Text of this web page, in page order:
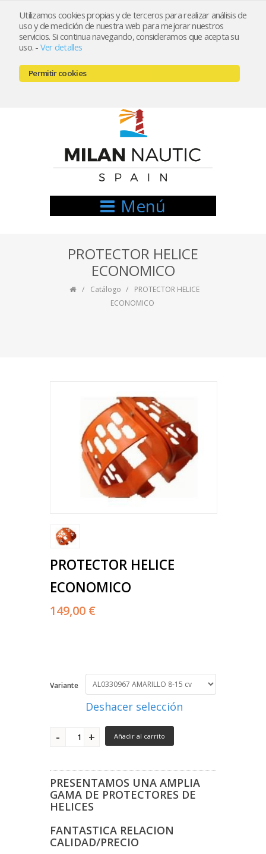
Utilizamos cookies propias y de terceros para realizar análisis de
uso y de medición de nuestra web para mejorar nuestros
servicios. Si continua navegando, consideramos que acepta su
uso. - Ver detalles
Permitir cookies
Registrarse Mi cuenta
666521122 // 654999333
Menú
PROTECTOR HELICE
ECONOMICO
Catálogo
PROTECTOR HELICE
ECONOMICO
PROTECTOR HELICE
ECONOMICO
149,00 €
Variante
Deshacer selección
Añadir al carrito
PRESENTAMOS UNA AMPLIA
GAMA DE PROTECTORES DE
HELICES
FANTASTICA RELACION
CALIDAD/PRECIO